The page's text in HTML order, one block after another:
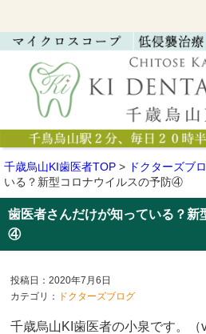
千歳烏山KI歯医者TOP > ドクターズブ
いる？新型コロナウイルスの予防④
歯医者さんだけが知っている？新
④
投稿日：2020年7月6日
カテゴリ：
ドクターズブログ
千歳烏山KI歯医者の小泉です。（